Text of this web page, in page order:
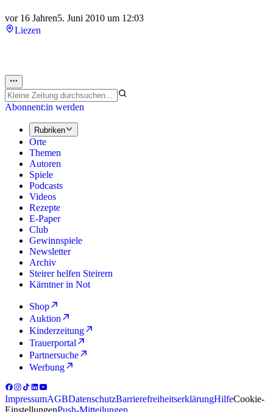
vor 16 Jahren5. Juni 2010 um 12:03
Liezen
Abonnent:in werden
Rubriken
Orte
Themen
Autoren
Spiele
Podcasts
Videos
Rezepte
E-Paper
Club
Gewinnspiele
Newsletter
Archiv
Steirer helfen Steirern
Kärntner in Not
Shop
Auktion
Kinderzeitung
Trauerportal
Partnersuche
Werbung
ImpressumAGBDatenschutzBarrierefreiheitserklärungHilfeCookie-
EinstellungenPush-Mitteilungen